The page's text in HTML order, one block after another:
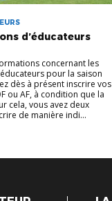
d’éducateurs
concernant les
pour la saison
dès à présent inscrire vos
ou AF, à condition que la
cela, vous avez deux
de manière indi...